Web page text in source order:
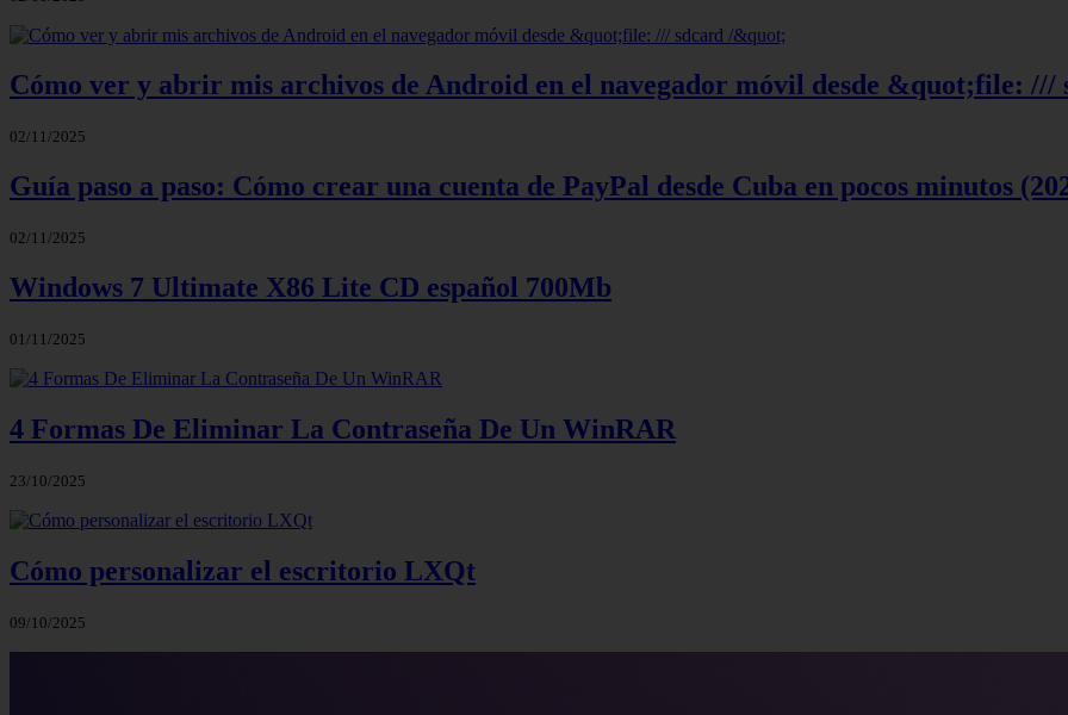
Cómo ver y abrir mis archivos de Android en el navegador móvil desde &quot;file:
02/11/2025
Guía paso a paso: Cómo crear una cuenta de PayPal desde Cuba en pocos minutos
02/11/2025
Windows 7 Ultimate X86 Lite CD español 700Mb
01/11/2025
4 Formas De Eliminar La Contraseña De Un WinRAR
23/10/2025
Cómo personalizar el escritorio LXQt
09/10/2025